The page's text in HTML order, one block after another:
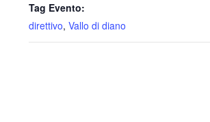
Tag Evento:
direttivo,Vallo di diano